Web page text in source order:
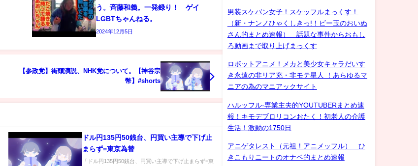
う。斉藤和義。一発録り！ ゲイ
LGBTちゃんねる。
2024年12月5日
【参政党】街頭演説、NHK党について。【神谷宗
幣】#shorts
ドル円135円50銭台、円買い主導で下げ止
まらず=東京為替
「ドル円135円50銭台、円買い主導で下げ止まらず=東
男装スケバン女子！スケッフルまっくす！
（新・ナンノひゃくしきっ!！ビー玉のおいぬ
さん的まとめ速報） 話題な事件からおもし
ろ動画まで取り上げまっくす
ロボットアニメ！メカと美少女キャラだいす
き永遠の非リア充・非モテ星人 ！あらゆるマ
ニアの為のマニアックサイト
ハルッフル-専業主夫的YOUTUBERまとめ速
報！キモデブロリコンおたく！初老人の介護
生活！激動の1750日
アニゲタレスト（元祖！アニメッフル） ひ
きこもりニートのオナベ的まとめ速報